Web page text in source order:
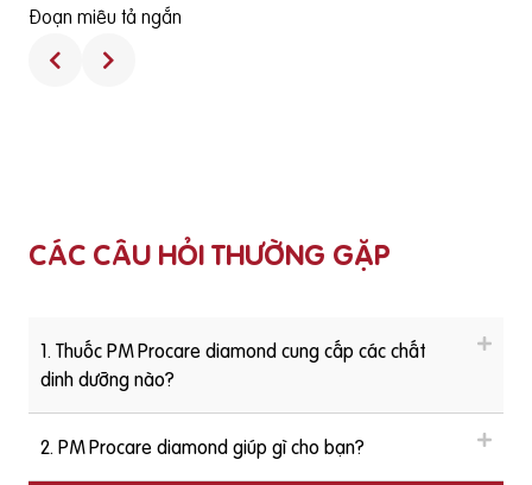
Đoạn miêu tả ngắn
CÁC CÂU HỎI THƯỜNG GẶP
1. Thuốc PM Procare diamond cung cấp các chất
dinh dưỡng nào?
2. PM Procare diamond giúp gì cho bạn?